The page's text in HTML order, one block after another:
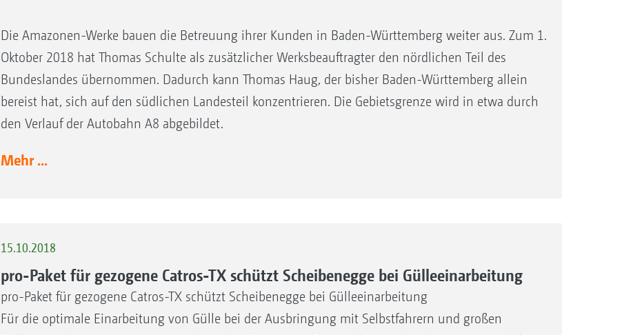
Die Amazonen-Werke bauen die Betreuung ihrer Kunden in Baden-Württemberg weiter aus. Zum 1.
Oktober 2018 hat Thomas Schulte als zusätzlicher Werksbeauftragter den nördlichen Teil des
Bundeslandes übernommen. Dadurch kann Thomas Haug, der bisher Baden-Württemberg allein
bereist hat, sich auf den südlichen Landesteil konzentrieren. Die Gebietsgrenze wird in etwa durch
den Verlauf der Autobahn A8 abgebildet.
Mehr ...
15.10.2018
pro-Paket für gezogene Catros-TX schützt Scheibenegge bei Gülleeinarbeitung
pro-Paket für gezogene Catros-TX schützt Scheibenegge bei Gülleeinarbeitung
Für die optimale Einarbeitung von Gülle bei der Ausbringung mit Selbstfahrern und großen